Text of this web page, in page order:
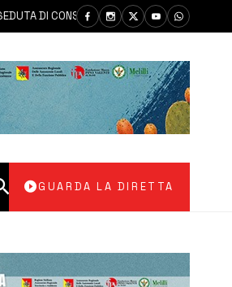
CONSIGLIO COMUNALE 7 AGOSTO
GUARDA LA DIRETTA